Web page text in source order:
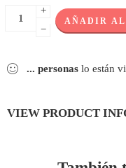
+
−
AÑADIR
... personas lo están
VIEW PRODUCT